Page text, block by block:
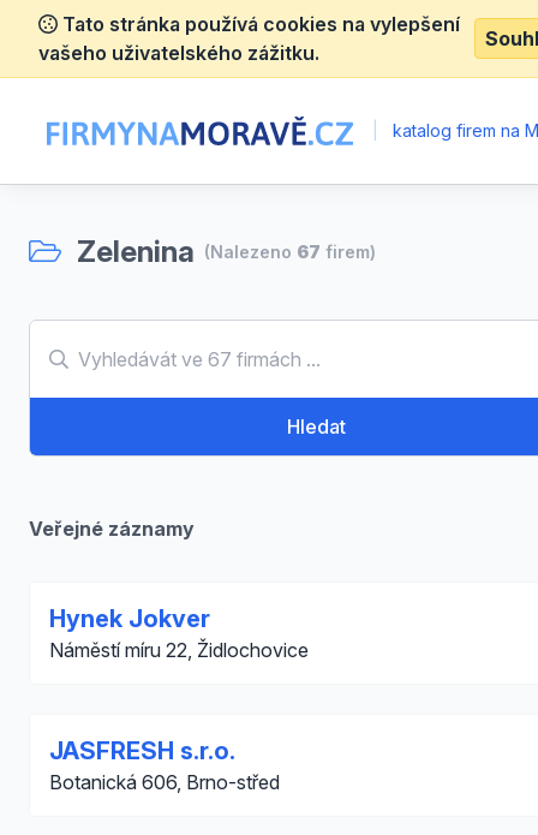
Tato stránka používá cookies na vylepšení
vašeho uživatelského zážitku.
katalog firem na
Zelenina (Nalezeno 67 firem)
Hledat
Veřejné záznamy
Hynek Jokver
Náměstí míru 22, Židlochovice
JASFRESH s.r.o.
Botanická 606, Brno-střed